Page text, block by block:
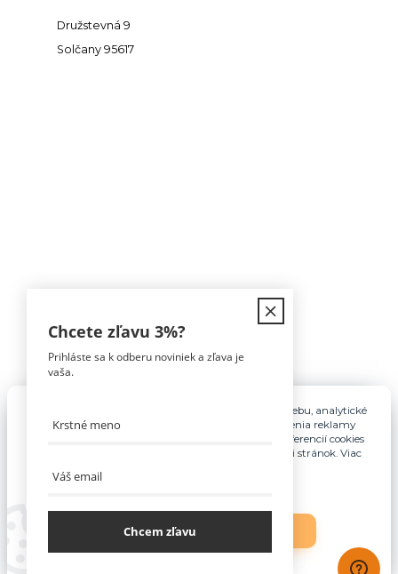
Družstevná 9
Solčany 95617
Tomáš Hula
Pre základnú funkčnosť, spríjemnenie používania webu, analytické
účely a v prípade udelenia súhlasu aj na účely cielenia reklamy
využívame súbory cookies. Nastavenie vlastných preferencií cookies
môžete kedykoľvek upraviť odkazom v spodnej časti stránok. Viac
Nastavenia
Chcete zľavu 3%?
Prihláste sa k odberu noviniek a zľava je
vaša.
Chcem zľavu